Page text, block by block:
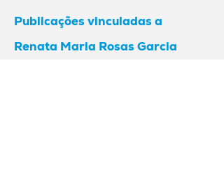
Publicações vinculadas a
Renata Maria Rosas Garcia